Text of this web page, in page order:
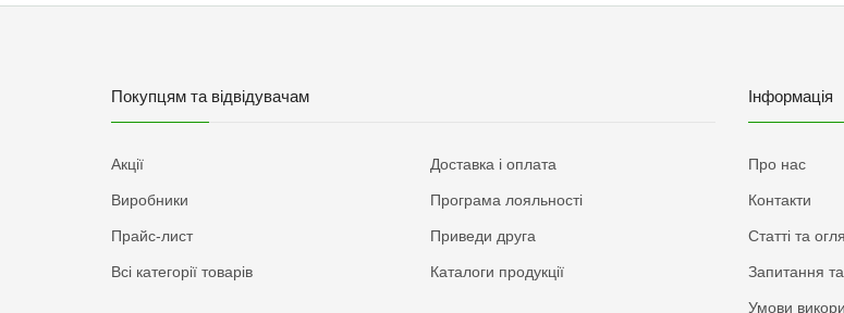
Покупцям та відвідувачам
Акції
Виробники
Прайс-лист
Всі категорії товарів
Доставка і оплата
Програма лояльності
Приведи друга
Каталоги продукції
Інформація
Про нас
Контакти
Статті та
Запитання та
Умови